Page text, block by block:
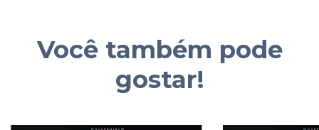
Você também pode
gostar!